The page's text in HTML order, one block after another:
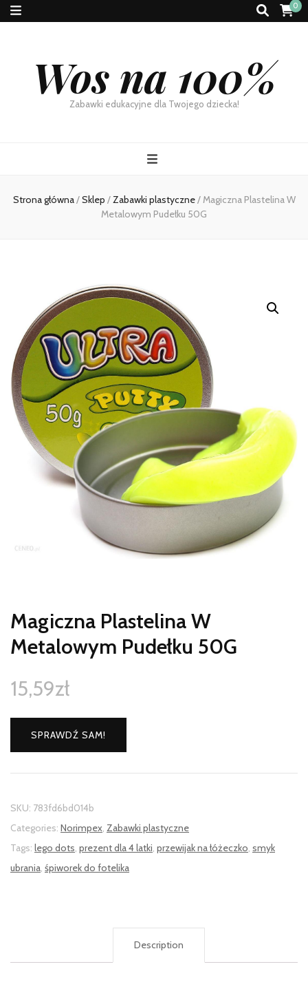
0
Wos na 100%
Zabawki edukacyjne dla Twojego dziecka!
Strona główna/Sklep /Zabawki plastyczne/Magiczna Plastelina W
Metalowym Pudełku 50G
Magiczna Plastelina W
Metalowym Pudełku 50G
15,59zł
SPRAWDŹ SAM!
SKU: 783fd6bd014b
Categories: Norimpex, Zabawki plastyczne
Tags: lego dots, prezent dla 4 latki, przewijak na łóżeczko, smyk
ubrania, śpiworek do fotelika
Description